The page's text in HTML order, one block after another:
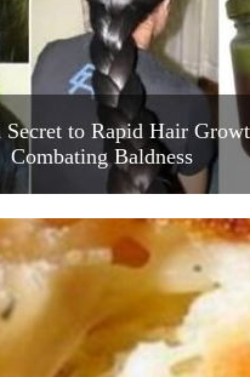
to Rapid Hair
Combating Baldness